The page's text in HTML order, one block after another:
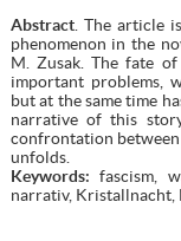
Abstract. The article
phenomenon in the
M. Zusak. The fate
important problems,
but at the same time
narrative of this
confrontation between
unfolds.
Keywords: fascism,
narrativ, Kristallnacht,